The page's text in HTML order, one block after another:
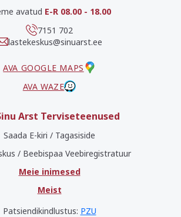
avatud E-R 08.00 - 18.00
7151 702
lastekeskus@sinuarst.ee
AVA GOOGLE MAPS
AVA WAZE
Arst Terviseteenused
Saada E-kiri / Tagasiside
/ Beebispaa Veebiregistratuur
Meie inimesed
Meist
Patsiendikindlustus: PZU